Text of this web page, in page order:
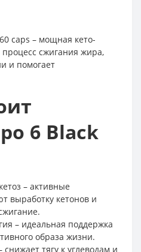
caps – мощная кето-
процесс сжигания жира,
и помогает
6 Black
– активные
выработку кетонов и
– идеальная поддержка
образа жизни.
тягу к углеводам и